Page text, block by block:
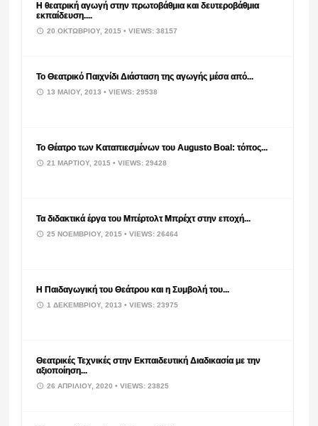
Η θεατρική αγωγή στην πρωτοβάθμια και δευτεροβάθμια
εκπαίδευση....
20 ΟΚΤΩΒΡΊΟΥ, 2015• VIEWS: 38157
Το Θεατρικό Παιχνίδι Διάσταση της αγωγής μέσα από...
13 ΜΑΪ́ΟΥ, 2013• VIEWS: 29538
Το Θέατρο των Καταπιεσμένων του Augusto Boal: τόπος...
21 ΜΑΡΤΊΟΥ, 2015• VIEWS: 29428
Τα διδακτικά έργα του Μπέρτολτ Μπρέχτ στην εποχή...
25 ΝΟΕΜΒΡΊΟΥ, 2015• VIEWS: 26464
Η Παιδαγωγική του Θεάτρου και η Συμβολή του...
1 ΔΕΚΕΜΒΡΊΟΥ, 2013• VIEWS: 23975
Θεατρικές Τεχνικές στην Εκπαιδευτική Διαδικασία με την
αξιοποίηση...
26 ΑΠΡΙΛΊΟΥ, 2020• VIEWS: 23825